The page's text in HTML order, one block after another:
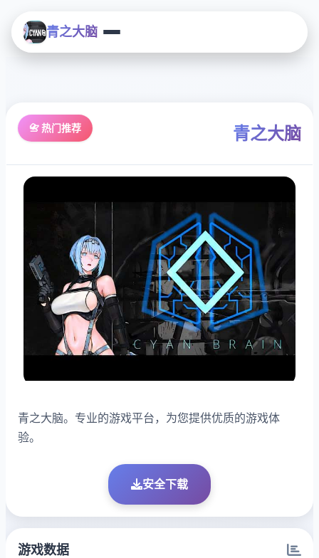
青之大脑
📇 热门推荐 青之大脑
青之大脑。专业的游戏平台，为您提供优质的游戏体
验。
安全下载
游戏数据